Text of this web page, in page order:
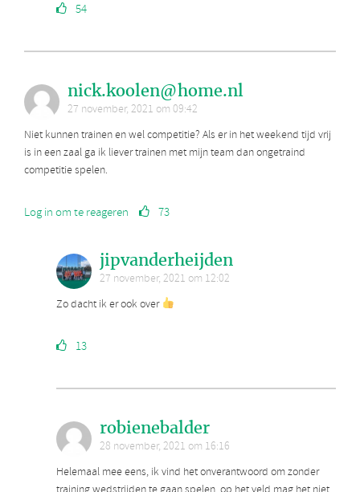
54
nick.koolen@home.nl
27 november, 2021 om 09:42
Niet kunnen trainen en wel competitie? Als er in het weekend tijd vrij
is in een zaal ga ik liever trainen met mijn team dan ongetraind
competitie spelen.
Log in om te reageren 73
jipvanderheijden
27 november, 2021 om 12:02
Zo dacht ik er ook over
13
robienebalder
28 november, 2021 om 16:16
Helemaal mee eens, ik vind het onverantwoord om zonder